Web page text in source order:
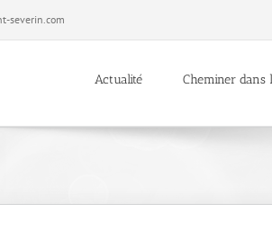
severin.com
Actualité Cheminer dans